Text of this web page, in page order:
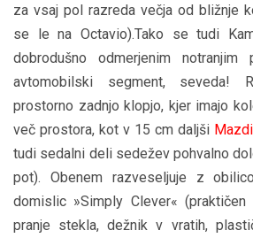
za vsaj pol razreda večja od bližnje
se le na Octavio).Tako se tudi
dobrodušno odmerjenim
avtomobilski segment, seveda!
prostorno zadnjo klopjo, kjer imajo
več prostora, kot v 15 cm daljši
tudi sedalni deli sedežev pohvalno
pot). Obenem razveseljuje z
domislic »Simply Clever«
pranje stekla, dežnik v vratih,